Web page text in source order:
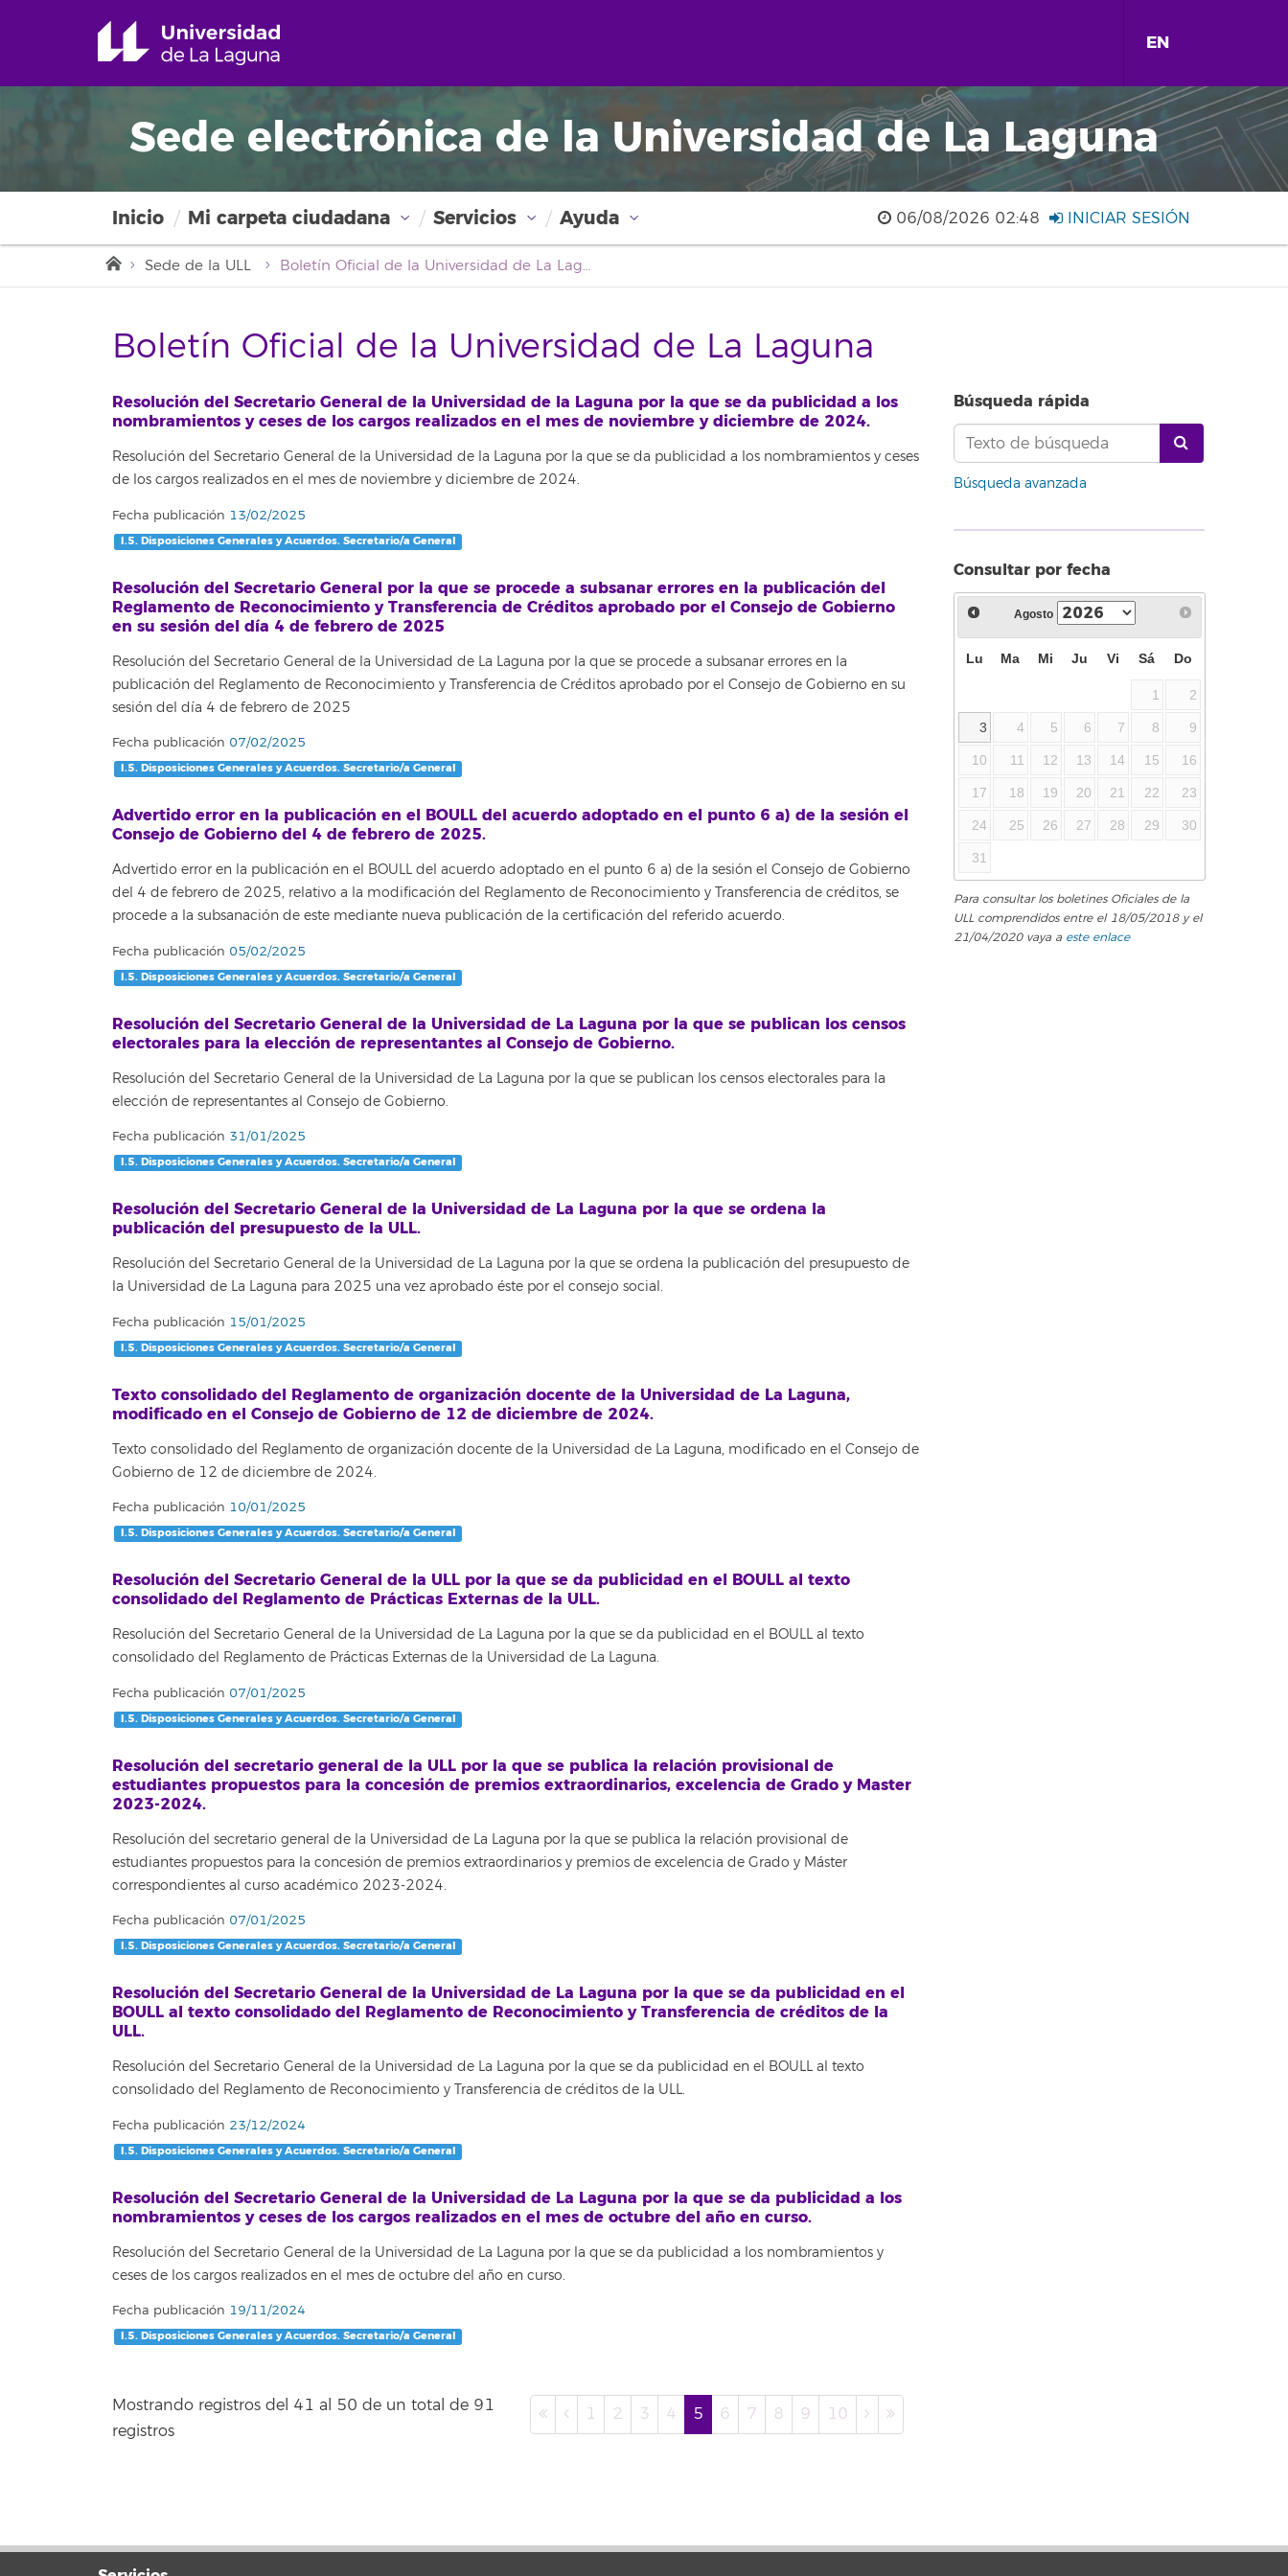
EN
Sede electrónica de la Universidad de La Laguna
Inicio Mi carpeta ciudadana Servicios Ayuda 06/08/2026 02:48 INICIAR SESIÓN
Sede de la ULL Boletín Oficial de la Universidad de La Laguna
Boletín Oficial de la Universidad de La Laguna
Resolución del Secretario General de la Universidad de la Laguna por la que se da publicidad a los
nombramientos y ceses de los cargos realizados en el mes de noviembre y diciembre de 2024.
Resolución del Secretario General de la Universidad de la Laguna por la que se da publicidad a los nombramientos y ceses
de los cargos realizados en el mes de noviembre y diciembre de 2024.
Fecha publicación 13/02/2025
I.5. Disposiciones Generales y Acuerdos. Secretario/a General
Resolución del Secretario General por la que se procede a subsanar errores en la publicación del
Reglamento de Reconocimiento y Transferencia de Créditos aprobado por el Consejo de Gobierno
en su sesión del día 4 de febrero de 2025
Resolución del Secretario General de la Universidad de La Laguna por la que se procede a subsanar errores en la
publicación del Reglamento de Reconocimiento y Transferencia de Créditos aprobado por el Consejo de Gobierno en su
sesión del día 4 de febrero de 2025
Fecha publicación 07/02/2025
I.5. Disposiciones Generales y Acuerdos. Secretario/a General
Advertido error en la publicación en el BOULL del acuerdo adoptado en el punto 6 a) de la sesión el
Consejo de Gobierno del 4 de febrero de 2025.
Advertido error en la publicación en el BOULL del acuerdo adoptado en el punto 6 a) de la sesión el Consejo de Gobierno
del 4 de febrero de 2025, relativo a la modificación del Reglamento de Reconocimiento y Transferencia de créditos, se
procede a la subsanación de este mediante nueva publicación de la certificación del referido acuerdo.
Fecha publicación 05/02/2025
I.5. Disposiciones Generales y Acuerdos. Secretario/a General
Resolución del Secretario General de la Universidad de La Laguna por la que se publican los censos
electorales para la elección de representantes al Consejo de Gobierno.
Resolución del Secretario General de la Universidad de La Laguna por la que se publican los censos electorales para la
elección de representantes al Consejo de Gobierno.
Fecha publicación 31/01/2025
I.5. Disposiciones Generales y Acuerdos. Secretario/a General
Resolución del Secretario General de la Universidad de La Laguna por la que se ordena la
publicación del presupuesto de la ULL.
Resolución del Secretario General de la Universidad de La Laguna por la que se ordena la publicación del presupuesto de
la Universidad de La Laguna para 2025 una vez aprobado éste por el consejo social.
Fecha publicación 15/01/2025
I.5. Disposiciones Generales y Acuerdos. Secretario/a General
Texto consolidado del Reglamento de organización docente de la Universidad de La Laguna,
modificado en el Consejo de Gobierno de 12 de diciembre de 2024.
Texto consolidado del Reglamento de organización docente de la Universidad de La Laguna, modificado en el Consejo de
Gobierno de 12 de diciembre de 2024.
Fecha publicación 10/01/2025
I.5. Disposiciones Generales y Acuerdos. Secretario/a General
Resolución del Secretario General de la ULL por la que se da publicidad en el BOULL al texto
consolidado del Reglamento de Prácticas Externas de la ULL.
Resolución del Secretario General de la Universidad de La Laguna por la que se da publicidad en el BOULL al texto
consolidado del Reglamento de Prácticas Externas de la Universidad de La Laguna.
Fecha publicación 07/01/2025
I.5. Disposiciones Generales y Acuerdos. Secretario/a General
Resolución del secretario general de la ULL por la que se publica la relación provisional de
estudiantes propuestos para la concesión de premios extraordinarios, excelencia de Grado y Master
2023-2024.
Resolución del secretario general de la Universidad de La Laguna por la que se publica la relación provisional de
estudiantes propuestos para la concesión de premios extraordinarios y premios de excelencia de Grado y Máster
correspondientes al curso académico 2023-2024.
Fecha publicación 07/01/2025
I.5. Disposiciones Generales y Acuerdos. Secretario/a General
Resolución del Secretario General de la Universidad de La Laguna por la que se da publicidad en el
BOULL al texto consolidado del Reglamento de Reconocimiento y Transferencia de créditos de la
ULL.
Resolución del Secretario General de la Universidad de La Laguna por la que se da publicidad en el BOULL al texto
consolidado del Reglamento de Reconocimiento y Transferencia de créditos de la ULL.
Fecha publicación 23/12/2024
I.5. Disposiciones Generales y Acuerdos. Secretario/a General
Resolución del Secretario General de la Universidad de La Laguna por la que se da publicidad a los
nombramientos y ceses de los cargos realizados en el mes de octubre del año en curso.
Resolución del Secretario General de la Universidad de La Laguna por la que se da publicidad a los nombramientos y
ceses de los cargos realizados en el mes de octubre del año en curso.
Fecha publicación 19/11/2024
I.5. Disposiciones Generales y Acuerdos. Secretario/a General
Mostrando registros del 41 al 50 de un total de 91
registros
1 2 3 4 5 6 7 8 9 10
Búsqueda rápida
Búsqueda avanzada
Consultar por fecha
Agosto
Lu Ma Mi Ju Vi Sá Do
1 2
3 4 5 6 7 8 9
10 11 12 13 14 15 16
17 18 19 20 21 22 23
24 25 26 27 28 29 30
31
Para consultar los boletines Oficiales de la
ULL comprendidos entre el 18/05/2018 y el
21/04/2020 vaya a este enlace